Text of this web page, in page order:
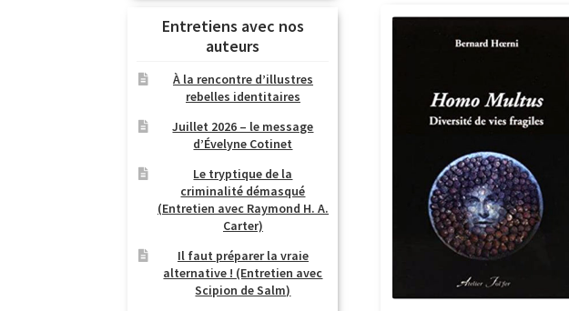
Entretiens avec nos
auteurs
À la rencontre d’illustres
rebelles identitaires
Juillet 2026 – le message
d’Évelyne Cotinet
Le tryptique de la
criminalité démasqué
(Entretien avec Raymond H. A.
Carter)
Il faut préparer la vraie
alternative ! (Entretien avec
Scipion de Salm)